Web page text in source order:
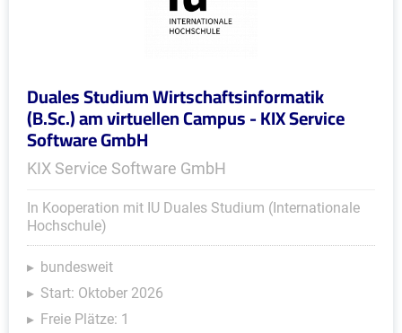
Duales Studium Wirtschaftsinformatik
(B.Sc.) am virtuellen Campus - KIX Service
Software GmbH
KIX Service Software GmbH
In Kooperation mit IU Duales Studium (Internationale
Hochschule)
bundesweit
Start: Oktober 2026
Freie Plätze: 1